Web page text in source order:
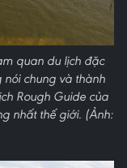
quan du lịch đặc
chung và thành
Rough Guide của
nhất thế giới. (Ảnh: